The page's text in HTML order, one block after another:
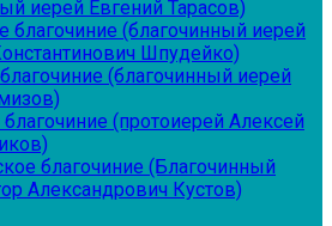
иерей Евгений Тарасов)
благочиние (благочинный иерей
Шпудейко)
(благочинный иерей
(протоиерей Алексей
благочиние (Благочинный
Александрович Кустов)